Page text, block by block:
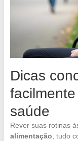
Dicas
saúde
Rever suas rotinas
alimentação , tudo